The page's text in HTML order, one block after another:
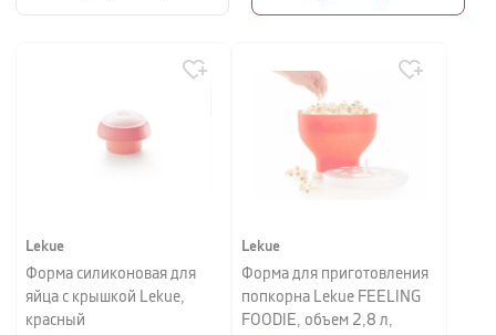
Lekue
Форма силиконовая для
яйца с крышкой Lekue,
красный
Lekue
Форма для приготовления
попкорна Lekue FEELING
FOODIE, объем 2,8 л,